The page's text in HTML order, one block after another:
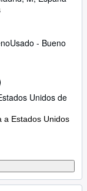
Usado - Bueno
Unidos de
a Estados Unidos